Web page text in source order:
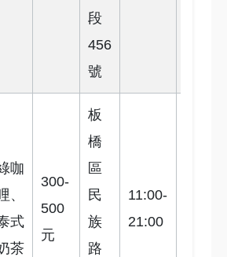
段
456
號
咖
、
式
茶
300-
500
元
板
橋
區
民
族
路
11:00-
21:00